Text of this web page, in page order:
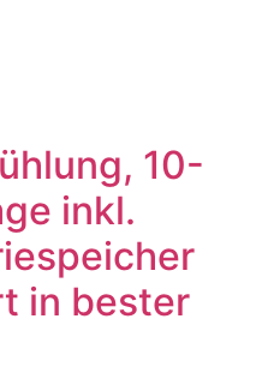
10-
inkl.
in bester